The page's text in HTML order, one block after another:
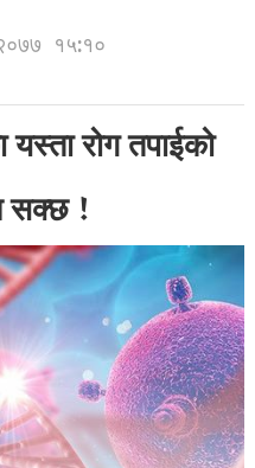
१५:१०
रोग तपाईको
सक्छ !